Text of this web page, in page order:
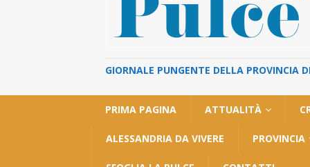
GIORNALE PUNGENTE DELLA PROVINCIA
PRIMA PAGINA ATTUALITÀ
ALESSANDRIA DA VIVERE PROVINCIA